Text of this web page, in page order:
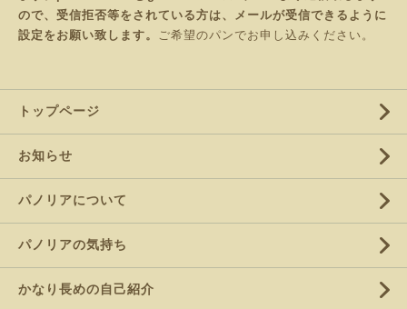
ので、受信拒否等をされている方は、メールが受信できるように
設定をお願い致します。 ご希望のパンでお申し込みください。
トップページ
お知らせ
パノリアについて
パノリアの気持ち
かなり長めの自己紹介